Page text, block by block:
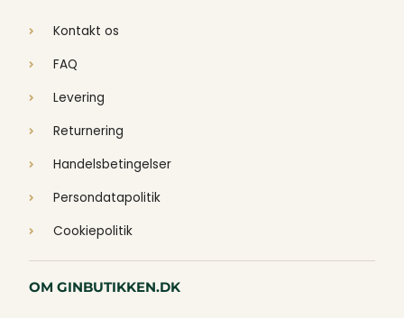
Kontakt os
FAQ
Levering
Returnering
Handelsbetingelser
Persondatapolitik
Cookiepolitik
OM GINBUTIKKEN.DK